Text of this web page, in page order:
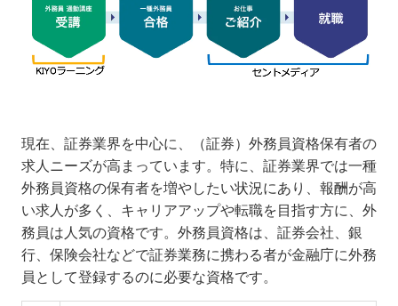
現在、証券業界を中心に、（証券）外務員資格保有者の
求人ニーズが高まっています。特に、証券業界では一種
外務員資格の保有者を増やしたい状況にあり、報酬が高
い求人が多く、キャリアアップや転職を目指す方に、外
務員は人気の資格です。外務員資格は、証券会社、銀
行、保険会社などで証券業務に携わる者が金融庁に外務
員として登録するのに必要な資格です。